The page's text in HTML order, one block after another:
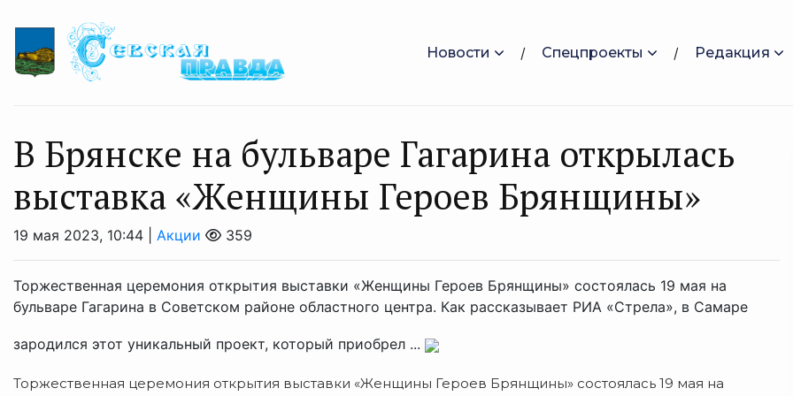
Новости Спецпроекты Редакция
В Брянске на бульваре Гагарина открылась
выставка «Женщины Героев Брянщины»
19 мая 2023, 10:44 | Акции 359
Торжественная церемония открытия выставки «Женщины Героев Брянщины» состоялась 19 мая на
бульваре Гагарина в Советском районе областного центра. Как рассказывает РИА «Стрела», в Самаре
зародился этот уникальный проект, который приобрел ...
Торжественная церемония открытия выставки «Женщины Героев Брянщины» состоялась 19 мая на